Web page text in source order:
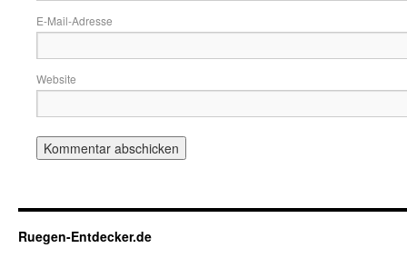
E-Mail-Adresse
Website
Ruegen-Entdecker.de